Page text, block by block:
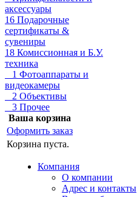
аксессуары
16 Подарочные
сертификаты &
сувениры
18 Комиссионная и Б.У.
техника
1 Фотоаппараты и
видеокамеры
2 Объективы
3 Прочее
Ваша корзина
Оформить заказ
Корзина пуста.
Компания
О компании
Адрес и контакты